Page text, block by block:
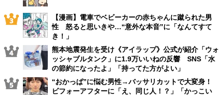
【漫画】電車でベビーカーの赤ちゃんに蹴られた男
性 怒ると思いきや…“意外な本音”に「なんてすて
き！」
熊本地震発生を受け《アイラップ》公式が紹介「ウォ
ッシャブルタンク」に1.9万いいねの反響 SNS「水
の節約になったよ」「持ってた方がよい」
“おかっぱ”に悩む男性→バッサリカットで大変身！
ビフォーアフターに「え、同じ人！？」「かっこい